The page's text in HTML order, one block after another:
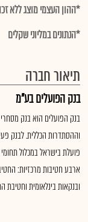
*ההון העצמי מוצג ללא
*הנתונים במליוני שקלים
תיאור חברה
בנק הפועלים בע"מ
וההסתדרות הכללית. לבנק
פועלת בישראל במכלול
ארבע חטיבות מרכזיות:
ובנקאות בינלאומית